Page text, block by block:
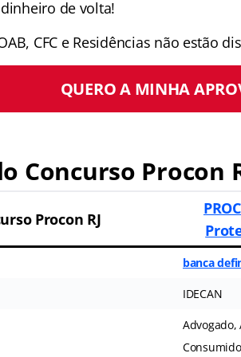
de volta!
CFC e Residências não estão
QUERO A MINHA
Concurso Procon
Procon RJ
banca
IDECAN
Advogado,